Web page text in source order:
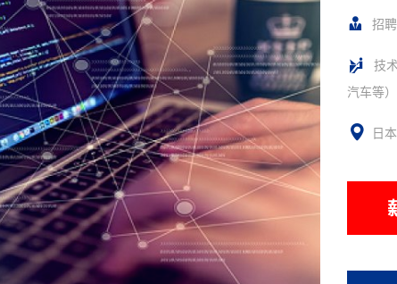
招
技
汽车等）
日本